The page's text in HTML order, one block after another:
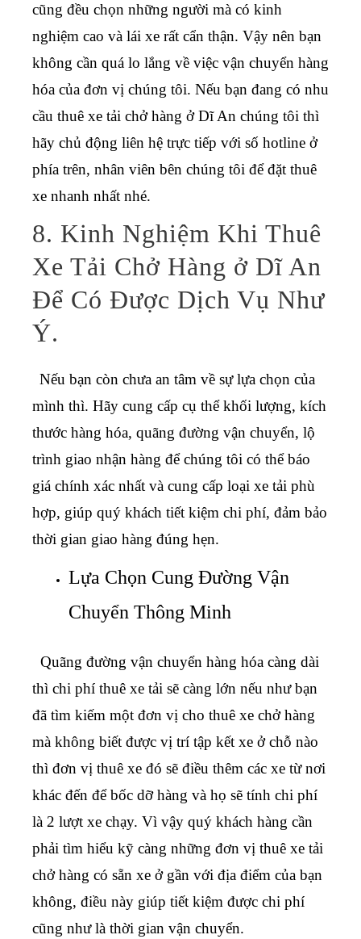
cũng đều chọn những người mà có kinh
nghiệm cao và lái xe rất cẩn thận. Vậy nên bạn
không cần quá lo lắng về việc vận chuyển hàng
hóa của đơn vị chúng tôi. Nếu bạn đang có nhu
cầu thuê xe tải chở hàng ở Dĩ An chúng tôi thì
hãy chủ động liên hệ trực tiếp với số hotline ở
phía trên, nhân viên bên chúng tôi để đặt thuê
xe nhanh nhất nhé.
8. Kinh Nghiệm Khi Thuê
Xe Tải Chở Hàng ở Dĩ An
Để Có Được Dịch Vụ Như
Ý.
Nếu bạn còn chưa an tâm về sự lựa chọn của
mình thì. Hãy cung cấp cụ thể khối lượng, kích
thước hàng hóa, quãng đường vận chuyển, lộ
trình giao nhận hàng để chúng tôi có thể báo
giá chính xác nhất và cung cấp loại xe tải phù
hợp, giúp quý khách tiết kiệm chi phí, đảm bảo
thời gian giao hàng đúng hẹn.
Lựa Chọn Cung Đường Vận
Chuyển Thông Minh
Quãng đường vận chuyển hàng hóa càng dài
thì chi phí thuê xe tải sẽ càng lớn nếu như bạn
đã tìm kiếm một đơn vị cho thuê xe chở hàng
mà không biết được vị trí tập kết xe ở chỗ nào
thì đơn vị thuê xe đó sẽ điều thêm các xe từ nơi
khác đến để bốc dỡ hàng và họ sẽ tính chi phí
là 2 lượt xe chạy. Vì vậy quý khách hàng cần
phải tìm hiểu kỹ càng những đơn vị thuê xe tải
chở hàng có sẵn xe ở gần với địa điểm của bạn
không, điều này giúp tiết kiệm được chi phí
cũng như là thời gian vận chuyển.